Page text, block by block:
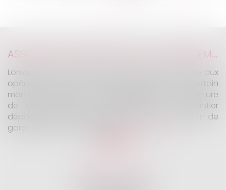
ASSURANCE CONSTRUCTION : LE DÉPASSEMENT DU MONTANT MAXIMAL GARANTI PEUT EXCLURE TOUTE COUVERTURE
Lorsqu'un contrat d'assurance limite sa garantie aux
opérations dont le coût n'excède pas un certain
montant, l'assuré ne peut prétendre à la couverture
de son assureur s'il intervient sur un chantier
dépassant ce seuil sans avoir obtenu l'extension de
garantie prévue au contrat...